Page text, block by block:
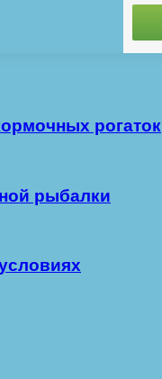
рогаток
рыбалки